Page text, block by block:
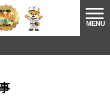
MENU